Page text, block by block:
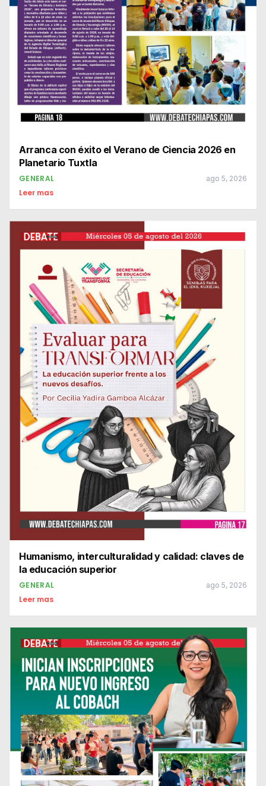
Arranca con éxito el Verano de Ciencia 2026 en
Planetario Tuxtla
GENERAL ago 5, 2026
Leer mas
Humanismo, interculturalidad y calidad: claves de
la educación superior
GENERAL ago 5, 2026
Leer mas